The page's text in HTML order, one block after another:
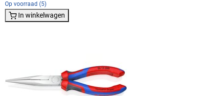
Op voorraad (5)
In winkelwagen